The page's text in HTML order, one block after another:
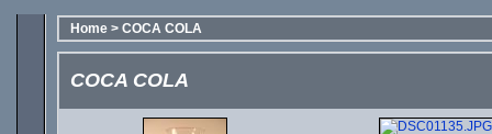
Home > COCA COLA
COCA COLA